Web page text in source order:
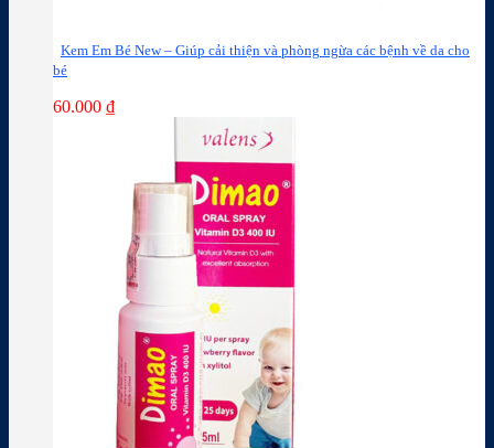
Kem Em Bé New – Giúp cải thiện và phòng ngừa các bệnh về da cho
bé
60.000 ₫